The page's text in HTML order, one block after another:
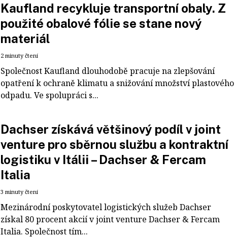
Kaufland recykluje transportní obaly. Z
použité obalové fólie se stane nový
materiál
2 minuty čtení
Společnost Kaufland dlouhodobě pracuje na zlepšování
opatření k ochraně klimatu a snižování množství plastového
odpadu. Ve spolupráci s...
Dachser získává většinový podíl v joint
venture pro sběrnou službu a kontraktní
logistiku v Itálii – Dachser & Fercam
Italia
3 minuty čtení
Mezinárodní poskytovatel logistických služeb Dachser
získal 80 procent akcií v joint venture Dachser & Fercam
Italia. Společnost tím...